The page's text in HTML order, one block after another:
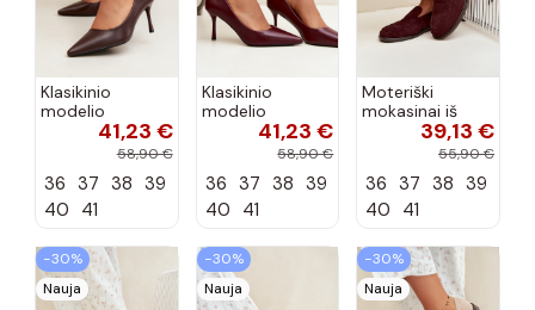
Klasikinio
modelio
aukštakulniai
šokolado
spalvos Nesha
41,23 €
58,90 €
36 37 38 39
40 41
Klasikinio
modelio
aukštakulniai
bordo spalvos
Nesha
41,23 €
58,90 €
36 37 38 39
40 41
Moteriški
mokasinai iš
dirbtinės
zomšos, bordo
39,13 €
55,90 €
36 37 38 39
40 41
−30%
Nauja
−30%
Nauja
−30%
Nauja